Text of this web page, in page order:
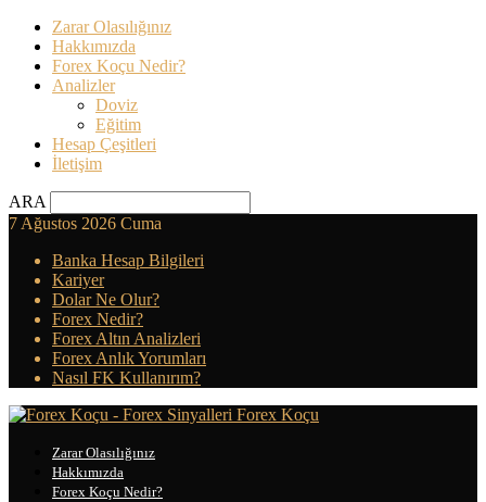
Zarar Olasılığınız
Hakkımızda
Forex Koçu Nedir?
Analizler
Doviz
Eğitim
Hesap Çeşitleri
İletişim
ARA
7 Ağustos 2026 Cuma
Banka Hesap Bilgileri
Kariyer
Dolar Ne Olur?
Forex Nedir?
Forex Altın Analizleri
Forex Anlık Yorumları
Nasıl FK Kullanırım?
Forex Koçu
Zarar Olasılığınız
Hakkımızda
Forex Koçu Nedir?